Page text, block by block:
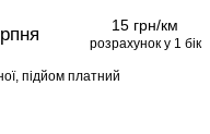
15 грн/км
розрахунок у 1 бік
підйом платний